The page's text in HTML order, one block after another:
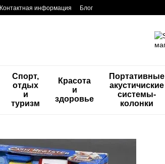
Контактная информация Блог
Спорт,
отдых
и
туризм
Красота
и
здоровье
Портативные
акустичиские
системы-
колонки